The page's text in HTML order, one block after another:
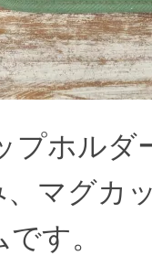
プホル
マグカ
す。